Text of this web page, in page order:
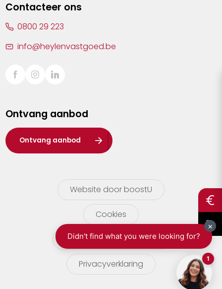
Sint-Truiden
Waasland
Wuustwezel
Zoersel
Contacteer ons
0800 29 223
info@heylenvastgoed.be
Ontvang aanbod
Ontvang aanbod
Website door boostU
Cookies
gebruikersvoorwaarden
Privacyverklaring